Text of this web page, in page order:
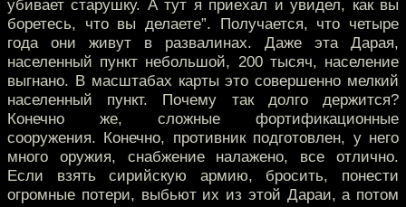
убивает старушку. А тут я приехал и увидел, как вы
боретесь, что вы делаете”. Получается, что четыре
года они живут в развалинах. Даже эта Дарая,
населенный пункт небольшой, 200 тысяч, население
выгнано. В масштабах карты это совершенно мелкий
населенный пункт. Почему так долго держится?
Конечно же, сложные фортификационные
сооружения. Конечно, противник подготовлен, у него
много оружия, снабжение налажено, все отлично.
Если взять сирийскую армию, бросить, понести
огромные потери, выбьют их из этой Дараи, а потом